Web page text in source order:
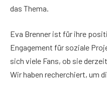
das Thema.
Eva Brenner ist für ihre
Engagement für soziale
sich viele Fans, ob sie
Wir haben recherchiert, um